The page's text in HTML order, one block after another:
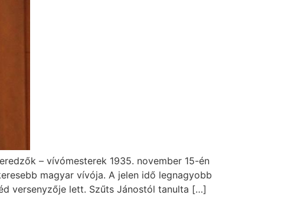
– vívómesterek 1935. november 15-én
magyar vívója. A jelen idő legnagyobb
versenyzője lett. Szűts Jánostól tanulta […]